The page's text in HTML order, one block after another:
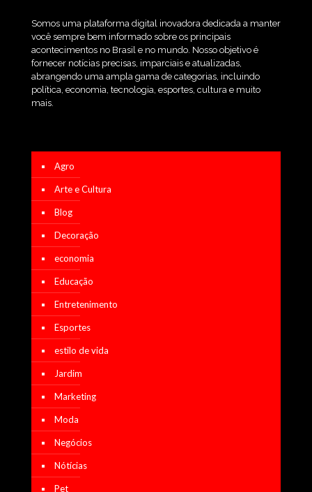
Somos uma plataforma digital inovadora dedicada a manter
você sempre bem informado sobre os principais
acontecimentos no Brasil e no mundo. Nosso objetivo é
fornecer notícias precisas, imparciais e atualizadas,
abrangendo uma ampla gama de categorias, incluindo
política, economia, tecnologia, esportes, cultura e muito
mais.
Agro
Arte e Cultura
Blog
Decoração
economia
Educação
Entretenimento
Esportes
estilo de vida
Jardim
Marketing
Moda
Negócios
Nótícias
Pet